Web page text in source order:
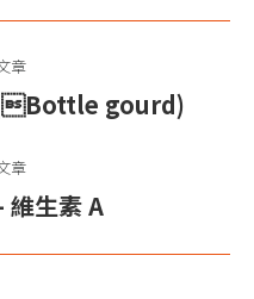
章
(Bottle gourd)​
章
維生素 A​